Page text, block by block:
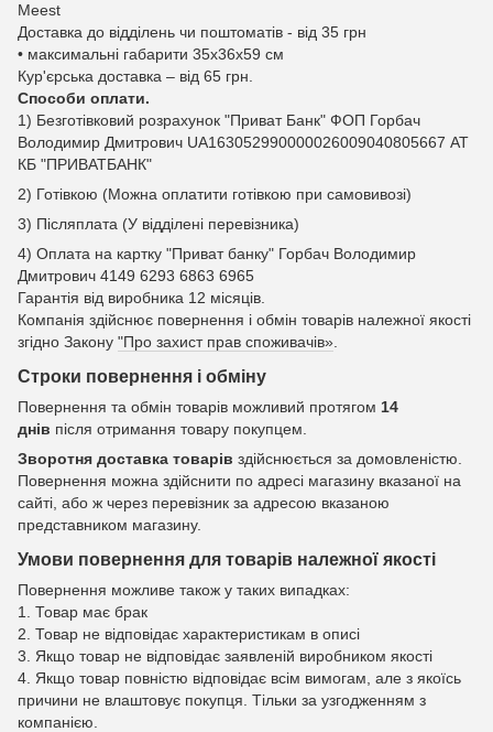
Meest
Доставка до відділень чи поштоматів - від 35 грн
• максимальні габарити 35x36x59 см
Кур'єрська доставка – від 65 грн.
Способи оплати.
1) Безготівковий розрахунок "Приват Банк" ФОП Горбач
Володимир Дмитрович UA163052990000026009040805667 АТ
КБ "ПРИВАТБАНК"
2) Готівкою (Можна оплатити готівкою при самовивозі)
3) Післяплата (У відділені перевізника)
4) Оплата на картку "Приват банку" Горбач Володимир
Дмитрович 4149 6293 6863 6965
Гарантія від виробника 12 місяців.
Компанія здійснює повернення і обмін товарів належної якості
згідно Закону "Про захист прав споживачів».
Строки повернення і обміну
Повернення та обмін товарів можливий протягом 14
днів після отримання товару покупцем.
Зворотня доставка товарів здійснюється за домовленістю.
Повернення можна здійснити по адресі магазину вказаної на
сайті, або ж через перевізник за адресою вказаною
представником магазину.
Умови повернення для товарів належної якості
Повернення можливе також у таких випадках:
1. Товар має брак
2. Товар не відповідає характеристикам в описі
3. Якщо товар не відповідає заявленій виробником якості
4. Якщо товар повністю відповідає всім вимогам, але з якоїсь
причини не влаштовує покупця. Тільки за узгодженням з
компанією.